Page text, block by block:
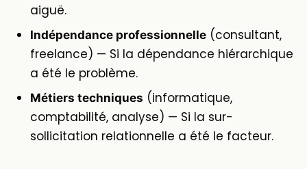
aiguë.
Indépendance professionnelle (consultant,
freelance) — Si la dépendance hiérarchique
a été le problème.
Métiers techniques (informatique,
comptabilité, analyse) — Si la sur-
sollicitation relationnelle a été le facteur.